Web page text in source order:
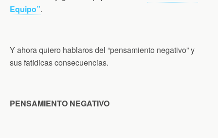
Equipo”.
Y ahora quiero hablaros del “pensamiento negativo” y
sus fatídicas consecuencias.
PENSAMIENTO NEGATIVO